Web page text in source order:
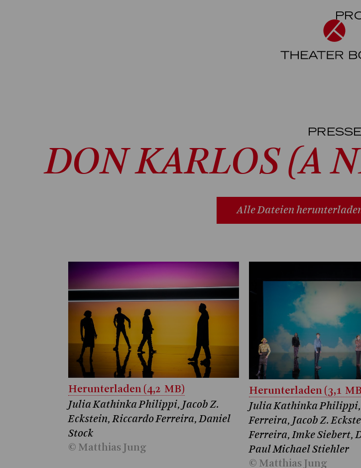
PRESSE
DON KARLOS (A
Alle Dateien
Herunterladen (4,2 MB)
Julia Kathinka Philippi, Jacob Z.
Eckstein, Riccardo Ferreira, Daniel
Stock
© Matthias Jung
Herunterladen (3,1
Julia Kathinka
Ferreira, Jacob Z.
Ferreira, Imke Siebert,
Paul Michael Stiehler
© Matthias Jung